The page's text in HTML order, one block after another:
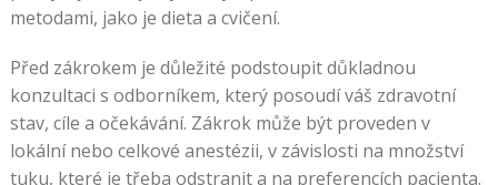
metodami, jako je dieta a cvičení.
Před zákrokem je důležité podstoupit důkladnou
konzultaci s odborníkem, který posoudí váš zdravotní
stav, cíle a očekávání. Zákrok může být proveden v
lokální nebo celkové anestézii, v závislosti na množství
tuku, které je třeba odstranit a na preferencích pacienta.